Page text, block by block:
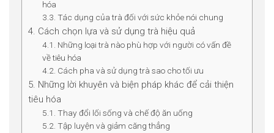
hóa
3.3. Tác dụng của trà đối với sức khỏe nói chung
4. Cách chọn lựa và sử dụng trà hiệu quả
4.1. Những loại trà nào phù hợp với người có vấn đề
về tiêu hóa
4.2. Cách pha và sử dụng trà sao cho tối ưu
5. Những lời khuyên và biện pháp khác để cải thiện
tiêu hóa
5.1. Thay đổi lối sống và chế độ ăn uống
5.2. Tập luyện và giảm căng thẳng